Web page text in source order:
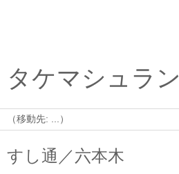
タケマシュラン
すし通／六本木